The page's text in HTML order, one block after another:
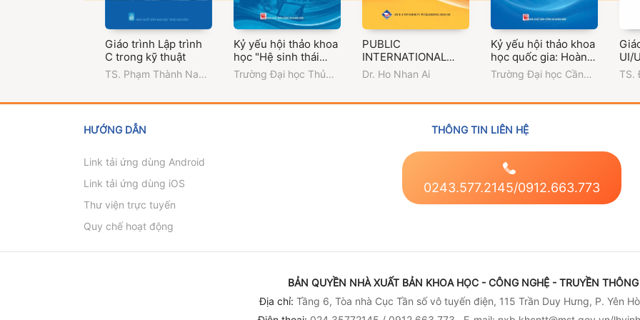
Giáo trình Lập trình
C trong kỹ thuật
TS. Phạm Thành Nam
Thúy Hằng,ThS.
Kỷ yếu hội thảo khoa
học "Hệ sinh thái
công nghiệp văn
hóa: từ đào tạo
khởi nghiệp và thị
Trường Đại học Thủ
PUBLIC
INTERNATIONAL
LAW 2
Dr. Ho Nhan Ai
Kỷ yếu hội thảo khoa
học quốc gia: Hoàn
thiện pháp luật Việt
Nam trong bối cảnh
địa phương hai cấp
Trường Đại học Cần
UI/
TS.
HƯỚNG DẪN
Link tải ứng dùng Android
Link tải ứng dùng iOS
Thư viện trực tuyến
Quy chế hoạt động
THÔNG TIN LIÊN HỆ
0243.577.2145/0912.663.773
BẢN QUYỀN NHÀ XUẤT BẢN KHOA HỌC - CÔNG NGHỆ - TRUYỀN
Địa chỉ: Tầng 6, Tòa nhà Cục Tần số vô tuyến điện, 115 Trần Duy Hưng, P. Yên